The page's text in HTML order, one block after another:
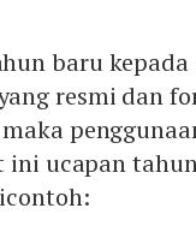
baru kepada
resmi dan
ini ucapan